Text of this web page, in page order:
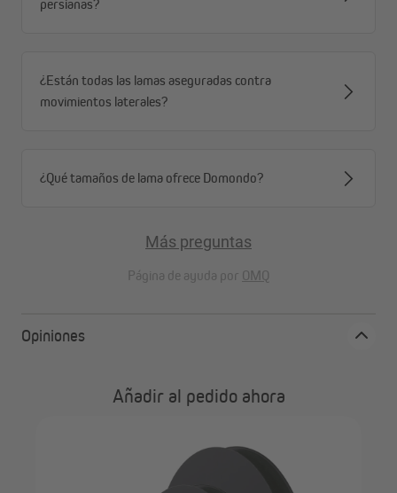
persianas?
¿Están todas las lamas aseguradas contra
movimientos laterales?
¿Qué tamaños de lama ofrece Domondo?
Más preguntas
Página de ayuda por OMQ
Opiniones
Añadir al pedido ahora